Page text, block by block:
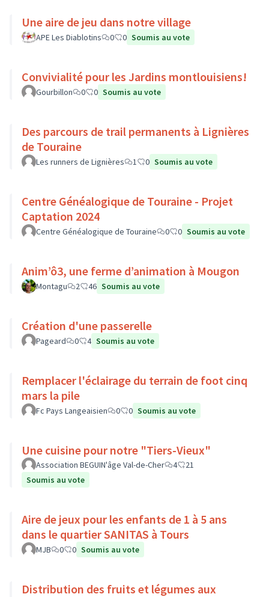
Une aire de jeu dans notre village
APE Les Diablotins 0 0 Soumis au vote
Convivialité pour les Jardins montlouisiens!
Gourbillon 0 0 Soumis au vote
Des parcours de trail permanents à Lignières
de Touraine
Les runners de Lignières 1 0 Soumis au vote
Centre Généalogique de Touraine - Projet
Captation 2024
Centre Généalogique de Touraine 0 0 Soumis au vote
Anim’ô3, une ferme d’animation à Mougon
Montagu 2 46 Soumis au vote
Création d'une passerelle
Pageard 0 4 Soumis au vote
Remplacer l'éclairage du terrain de foot cinq
mars la pile
Fc Pays Langeaisien 0 0 Soumis au vote
Une cuisine pour notre "Tiers-Vieux"
Association BEGUIN'âge Val-de-Cher 4
21
Soumis au vote
Aire de jeux pour les enfants de 1 à 5 ans
dans le quartier SANITAS à Tours
MJB 0 0 Soumis au vote
Distribution des fruits et légumes aux